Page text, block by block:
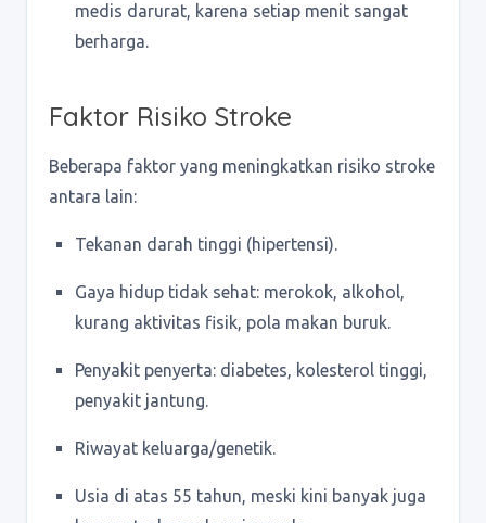
medis darurat, karena setiap menit sangat
berharga.
Faktor Risiko Stroke
Beberapa faktor yang meningkatkan risiko stroke
antara lain:
Tekanan darah tinggi (hipertensi).
Gaya hidup tidak sehat: merokok, alkohol,
kurang aktivitas fisik, pola makan buruk.
Penyakit penyerta: diabetes, kolesterol tinggi,
penyakit jantung.
Riwayat keluarga/genetik.
Usia di atas 55 tahun, meski kini banyak juga